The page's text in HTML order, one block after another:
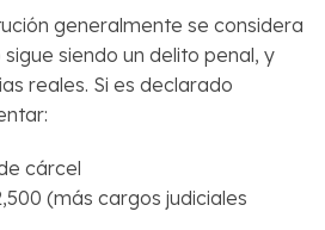
generalmente se considera
siendo un delito penal, y
reales. Si es declarado
cárcel
(más cargos judiciales